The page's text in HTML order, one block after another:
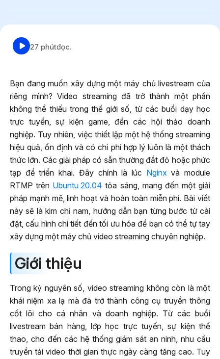
27 phútđọc.
Bạn đang muốn xây dựng một máy chủ livestream của
riêng mình? Video streaming đã trở thành một phần
không thể thiếu trong thế giới số, từ các buổi dạy học
trực tuyến, sự kiện game, đến các hội thảo doanh
nghiệp. Tuy nhiên, việc thiết lập một hệ thống streaming
hiệu quả, ổn định và có chi phí hợp lý luôn là một thách
thức lớn. Các giải pháp có sẵn thường đắt đỏ hoặc phức
tạp để triển khai. Đây chính là lúc Nginxvà module
RTMP trên Ubuntu 20.04 tỏa sáng, mang đến một giải
pháp mạnh mẽ, linh hoạt và hoàn toàn miễn phí. Bài viết
này sẽ là kim chỉ nam, hướng dẫn bạn từng bước từ cài
đặt, cấu hình chi tiết đến tối ưu hóa để bạn có thể tự tay
xây dựng một máy chủ video streaming chuyên nghiệp.
Giới thiệu
Trong kỷ nguyên số, video streaming không còn là một
khái niệm xa lạ mà đã trở thành công cụ truyền thông
cốt lõi cho cá nhân và doanh nghiệp. Từ các buổi
livestream bán hàng, lớp học trực tuyến, sự kiện thể
thao, cho đến các hệ thống giám sát an ninh, nhu cầu
truyền tải video thời gian thực ngày càng tăng cao. Tuy